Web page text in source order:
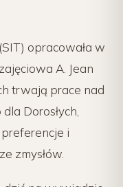
opracowała w
A. Jean
trwają prace nad
Dorosłych,
i
zmysłów.